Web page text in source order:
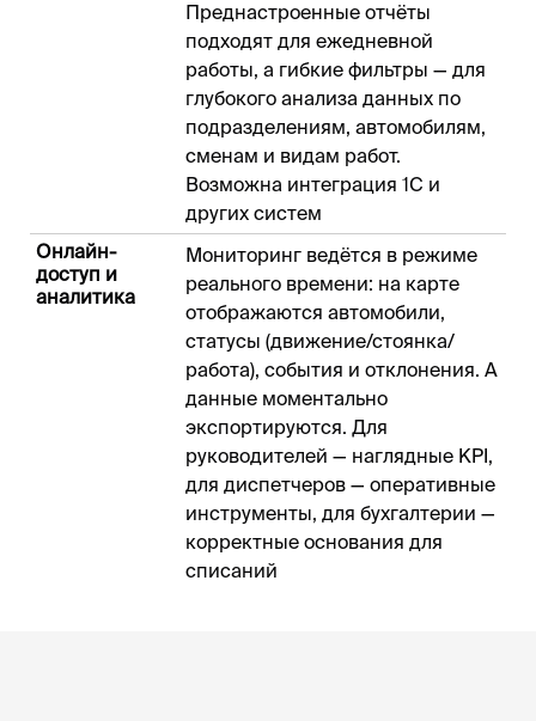
Преднастроенные отчёты
подходят для ежедневной
работы, а гибкие фильтры — для
глубокого анализа данных по
подразделениям, автомобилям,
сменам и видам работ.
Возможна интеграция 1C и
других систем
Онлайн-
доступ и
аналитика
Мониторинг ведётся в режиме
реального времени: на карте
отображаются автомобили,
статусы (движение/стоянка/
работа), события и отклонения. А
данные моментально
экспортируются. Для
руководителей — наглядные KPI,
для диспетчеров — оперативные
инструменты, для бухгалтерии —
корректные основания для
списаний